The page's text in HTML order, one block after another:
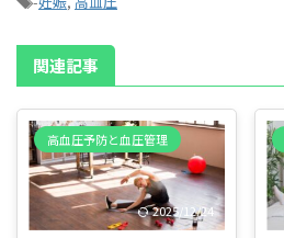
関連記事
高血圧予防と血圧管理
2025/12/24